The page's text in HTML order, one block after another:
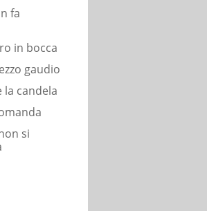
fa
in bocca
gaudio
la candela
si